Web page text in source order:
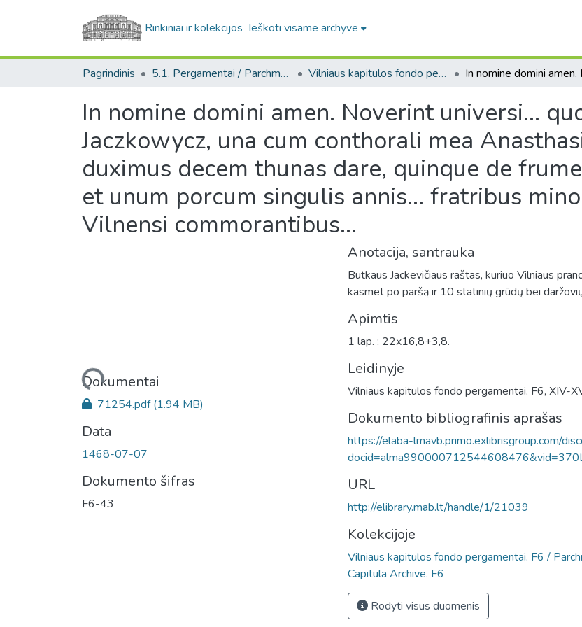
Rinkiniai ir kolekcijos Ieškoti visame archyve
Pagrindinis 5.1. Pergamentai / Parchments Vilniaus kapitulos fondo pergamentai. F6 / Parchments from the the Vilnius Capitula Archive. F6
In nomine domini amen. Noverint universi...
Jaczkowycz, una cum conthorali mea
duximus decem thunas dare, quinque de
et unum porcum singulis annis... fratribus
Vilnensi commorantibus...
Įkeliama...
Dokumentai
71254.pdf(1.94 MB)
Data
1468-07-07
Dokumento šifras
F6-43
Anotacija, santrauka
Butkaus Jackevičiaus raštas, kuriuo Vilniaus
kasmet po paršą ir 10 statinių grūdų bei
Apimtis
1 lap. ; 22x16,8+3,8.
Leidinyje
Vilniaus kapitulos fondo pergamentai. F6, XIV-
Dokumento bibliografinis aprašas
https://elaba-lmavb.primo.exlibrisgroup.com/
URL
http://elibrary.mab.lt/handle/1/21039
Kolekcijoje
Vilniaus kapitulos fondo pergamentai. F6 /
Capitula Archive. F6
Rodyti visus duomenis